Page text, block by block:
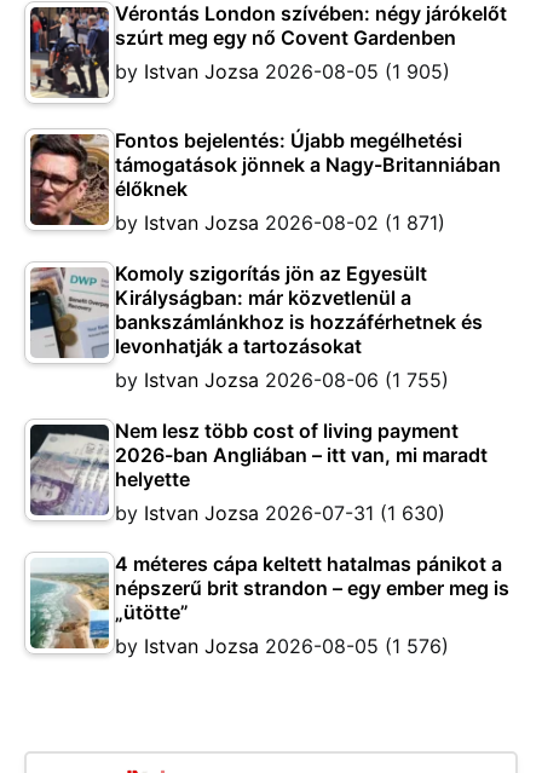
Vérontás London szívében: négy járókelőt
szúrt meg egy nő Covent Gardenben
by Istvan Jozsa 2026-08-05 (1 905)
Fontos bejelentés: Újabb megélhetési
támogatások jönnek a Nagy-Britanniában
élőknek
by Istvan Jozsa 2026-08-02 (1 871)
Komoly szigorítás jön az Egyesült
Királyságban: már közvetlenül a
bankszámlánkhoz is hozzáférhetnek és
levonhatják a tartozásokat
by Istvan Jozsa 2026-08-06 (1 755)
Nem lesz több cost of living payment
2026-ban Angliában – itt van, mi maradt
helyette
by Istvan Jozsa 2026-07-31 (1 630)
4 méteres cápa keltett hatalmas pánikot a
népszerű brit strandon – egy ember meg is
„ütötte”
by Istvan Jozsa 2026-08-05 (1 576)